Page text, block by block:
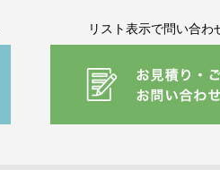
リスト表示で問い合わ